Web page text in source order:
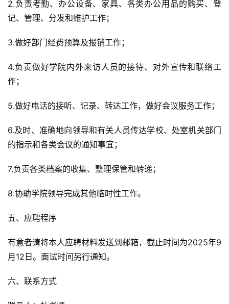
2.负责考勤、办公设备、家具、各类办公用品的购买、登
记、管理、分发和维护工作；
3.做好部门经费预算及报销工作；
4.负责做好学院内外来访人员的接待、对外宣传和联络工
作；
5.做好电话的接听、记录、转达工作，做好会议服务工作；
6.及时、准确地向领导和有关人员传达学校、处室机关部门
的指示和各类会议的通知事宜；
7.负责各类档案的收集、整理保管和转递；
8.协助学院领导完成其他临时性工作。
五、应聘程序
有意者请将本人应聘材料发送到邮箱，截止时间为2025年9
月12日。面试时间另行通知。
六、联系方式